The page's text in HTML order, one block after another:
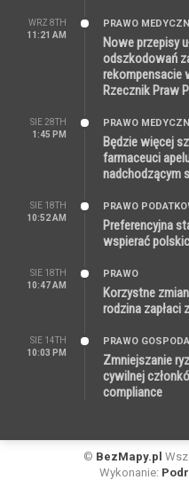
WRZ 8TH
11:21 AM
PRAWO
Nowe przepisy
odszkodowań
rekompensacie
Rzecznik Praw
SIE 28TH
1:45 PM
PRAWO
Będzie więcej
farmaceuci
nadchodzącym
SIE 18TH
10:52 AM
PRAWO
Preferencyjna
wspierać
SIE 18TH
10:47 AM
PRAWO
Korzystne
rodzina zapłaci
SIE 14TH
10:03 PM
PRAWO
Zmniejszanie
cywilnej
compliance
© BezMapy.pl
Wykonanie: